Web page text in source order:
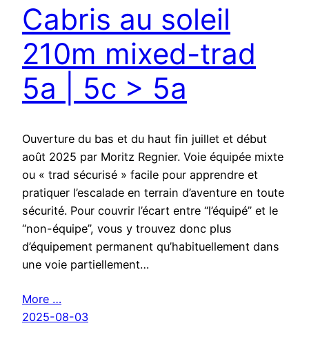
Cabris au soleil
210m mixed-trad
5a | 5c > 5a
Ouverture du bas et du haut fin juillet et début
août 2025 par Moritz Regnier. Voie équipée mixte
ou « trad sécurisé » facile pour apprendre et
pratiquer l’escalade en terrain d’aventure en toute
sécurité. Pour couvrir l’écart entre “l’équipé” et le
“non-équipe”, vous y trouvez donc plus
d’équipement permanent qu’habituellement dans
une voie partiellement…
More …
2025-08-03